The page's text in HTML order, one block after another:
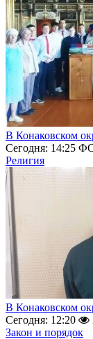
В Конаковском
Сегодня: 14:25
Религия
В Конаковском
Сегодня: 12:20
Закон и порядок